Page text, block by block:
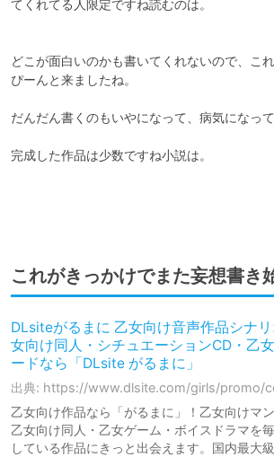
てくれてる人限定ですね読むのは。
どこが面白いのかも書いてくれないので、こ
ぴーんと来ましたね。
だんだん書くのもいやになって、病気になっ
完成した作品は少数ですね小説は。
これがきっかけでまた妄想書き
DLsiteがるまに 乙女向け音声作品シナ
女向け同人・シチュエーションCD・乙
ードなら「DLsite がるまに」
出典: https://www.dlsite.com/girls/promo/
乙女向け作品なら「がるまに」！乙女向けマ
乙女向け同人・乙女ゲーム・ボイスドラマを
している作品にきっと出会えます。国内最大